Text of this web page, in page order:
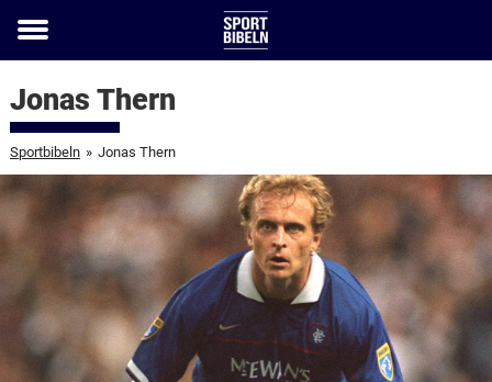
Toggle
Jonas Thern
Sportbibeln » Jonas Thern